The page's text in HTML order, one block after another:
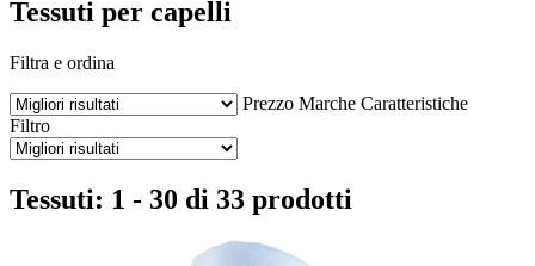
Tessuti per capelli
Filtra e ordina
Prezzo Marche Caratteristiche
Filtro
Tessuti: 1 - 30 di 33 prodotti